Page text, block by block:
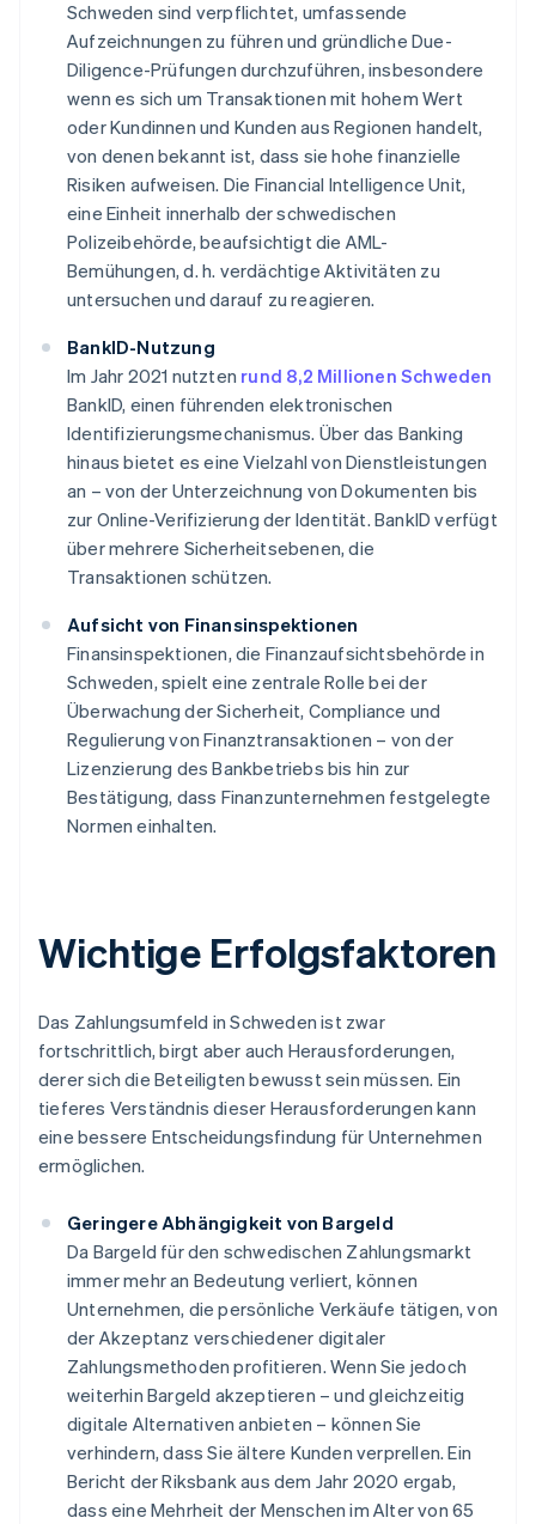
Schweden sind verpflichtet, umfassende
Aufzeichnungen zu führen und gründliche Due-
Diligence-Prüfungen durchzuführen, insbesondere
wenn es sich um Transaktionen mit hohem Wert
oder Kundinnen und Kunden aus Regionen handelt,
von denen bekannt ist, dass sie hohe finanzielle
Risiken aufweisen. Die Financial Intelligence Unit,
eine Einheit innerhalb der schwedischen
Polizeibehörde, beaufsichtigt die AML-
Bemühungen, d. h. verdächtige Aktivitäten zu
untersuchen und darauf zu reagieren.
BankID-Nutzung
Im Jahr 2021 nutzten rund 8,2 Millionen Schweden
BankID, einen führenden elektronischen
Identifizierungsmechanismus. Über das Banking
hinaus bietet es eine Vielzahl von Dienstleistungen
an – von der Unterzeichnung von Dokumenten bis
zur Online-Verifizierung der Identität. BankID verfügt
über mehrere Sicherheitsebenen, die
Transaktionen schützen.
Aufsicht von Finansinspektionen
Finansinspektionen, die Finanzaufsichtsbehörde in
Schweden, spielt eine zentrale Rolle bei der
Überwachung der Sicherheit, Compliance und
Regulierung von Finanztransaktionen – von der
Lizenzierung des Bankbetriebs bis hin zur
Bestätigung, dass Finanzunternehmen festgelegte
Normen einhalten.
Wichtige Erfolgsfaktoren
Das Zahlungsumfeld in Schweden ist zwar
fortschrittlich, birgt aber auch Herausforderungen,
derer sich die Beteiligten bewusst sein müssen. Ein
tieferes Verständnis dieser Herausforderungen kann
eine bessere Entscheidungsfindung für Unternehmen
ermöglichen.
Geringere Abhängigkeit von Bargeld
Da Bargeld für den schwedischen Zahlungsmarkt
immer mehr an Bedeutung verliert, können
Unternehmen, die persönliche Verkäufe tätigen, von
der Akzeptanz verschiedener digitaler
Zahlungsmethoden profitieren. Wenn Sie jedoch
weiterhin Bargeld akzeptieren – und gleichzeitig
digitale Alternativen anbieten – können Sie
verhindern, dass Sie ältere Kunden verprellen. Ein
Bericht der Riksbank aus dem Jahr 2020 ergab,
dass eine Mehrheit der Menschen im Alter von 65